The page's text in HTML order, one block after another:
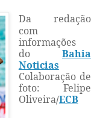
Da redação
com
informações
do Bahia
Noticias
Colaboração de
foto: Felipe
Oliveira/ECB